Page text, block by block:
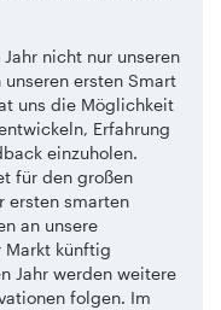
nicht nur unseren
ersten Smart
uns die Möglichkeit
Erfahrung
einzuholen.
für den großen
ersten smarten
an unsere
Markt künftig
Jahr werden weitere
folgen. Im